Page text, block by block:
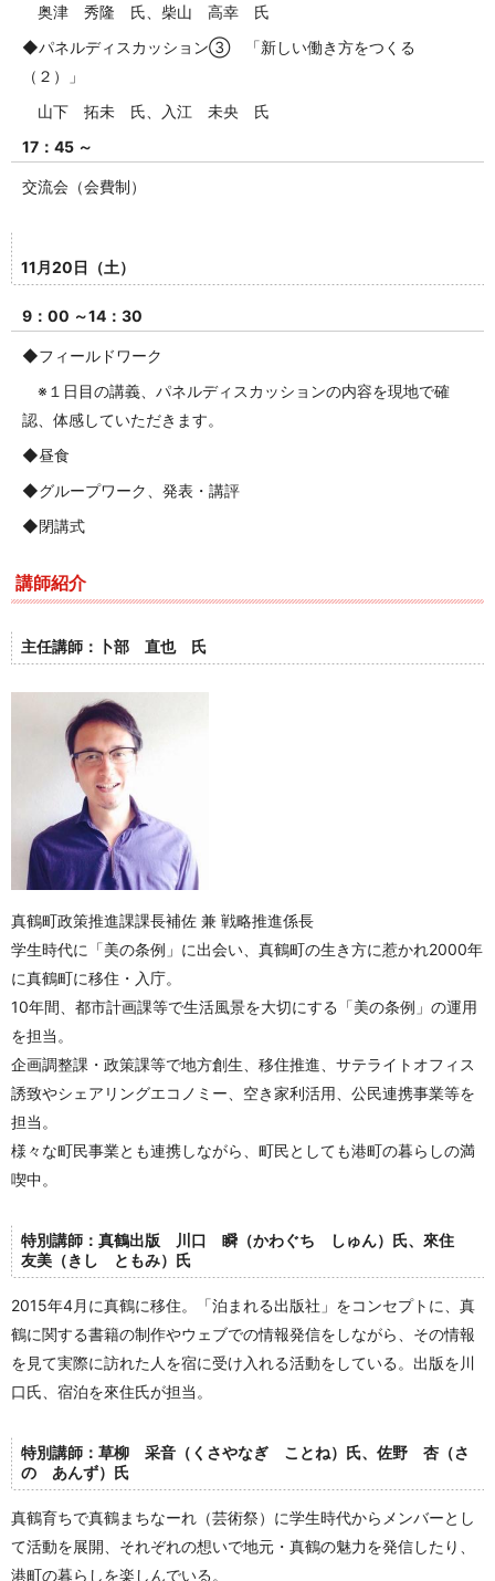
奥津 秀隆 氏、柴山 高幸 氏
◆パネルディスカッション③ 「新しい働き方をつくる
（２）」
山下 拓未 氏、入江 未央 氏
17：45 ～
交流会（会費制）
11月20日（土）
9：00 ～14：30
◆フィールドワーク
※１日目の講義、パネルディスカッションの内容を現地で確
認、体感していただきます。
◆昼食
◆グループワーク、発表・講評
◆閉講式
講師紹介
主任講師：卜部 直也 氏
真鶴町政策推進課課長補佐 兼 戦略推進係長
学生時代に「美の条例」に出会い、 真鶴町の生き方に惹かれ2000年
に真鶴町に移住・入庁。
10年間、都市計画課等で生活風景を大切にする「美の条例」の運用
を担当。
企画調整課・政策課等で地方創生、移住推進、サテライトオフィス
誘致やシェアリングエコノミー、空き家利活用、公民連携事業等を
担当。
様々な町民事業とも連携しながら、町民としても港町の暮らしの満
喫中。
特別講師：真鶴出版
川口 瞬（かわぐち しゅん）氏、來住
友美（きし ともみ）氏
2015年4月に真鶴に移住。「泊まれる出版社」をコンセプトに、真
鶴に関する書籍の制作やウェブでの情報発信をしながら、その情報
を見て実際に訪れた人を宿に受け入れる活動をしている。出版を川
口氏、宿泊を來住氏が担当。
特別講師： 草柳 采音（くさやなぎ ことね）氏、佐野 杏（さ
の あんず）氏
真鶴育ちで真鶴まちなーれ（芸術祭）に学生時代からメンバーとし
て活動を展開、それぞれの想いで地元・真鶴の魅力を発信したり、
港町の暮らしを楽しんでいる。